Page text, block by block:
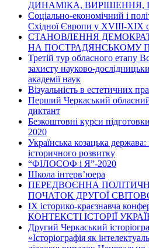
ДИНАМІКА, ВИРІШЕННЯ,
Соціально-економічний і
Східної Європи у ХVІІІ-ХІХ
СТАНОВЛЕННЯ
НА ПОСТРАДЯНСЬКОМУ
Третій тур обласного етапу
захисту науково-
академії наук
Візуальність в естетичних
Перший Черкаський
диктант
Безкоштовні курси
2020
Українська козацька
історичного розвитку
“ФІЛОСОФ і Я”-2020
Школа інтерв’юера
ПЕРЕДВОЄННА
ПОЧАТОК ДРУГОЇ
ІХ історико-краєзнавча
КОНТЕКСТІ ІСТОРІЇ
Другий Черкаський
«Історіографія як